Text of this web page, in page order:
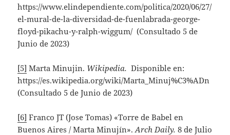
https://www.elindependiente.com/politica/2020/06/27/
el-mural-de-la-diversidad-de-fuenlabrada-george-
floyd-pikachu-y-ralph-wiggum/ (Consultado 5 de
Junio de 2023)
[5] Marta Minujin. Wikipedia. Disponible en:
https://es.wikipedia.org/wiki/Marta_Minuj%C3%ADn
(Consultado 5 de Junio de 2023)
[6] Franco JT (Jose Tomas) «Torre de Babel en
Buenos Aires / Marta Minujín».Arch Daily.8 de Julio